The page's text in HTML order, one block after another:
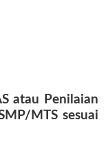
atau Penilaian
MTS sesuai